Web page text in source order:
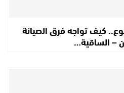
كيف تواجه فرق الصيانة
– الساقية…